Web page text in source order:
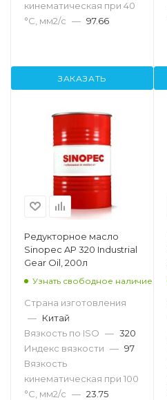
кинематическая при 40
°С, мм2/с — 97.66
ЗАКАЗАТЬ
Редукторное масло
Sinopec AP 320 Industrial
Gear Oil, 200л
Узнать свободное наличие
Страна изготовления
— Китай
Вязкость по ISO — 320
Индекс вязкости — 97
Вязкость
кинематическая при 100
°С, мм2/с — 23.75